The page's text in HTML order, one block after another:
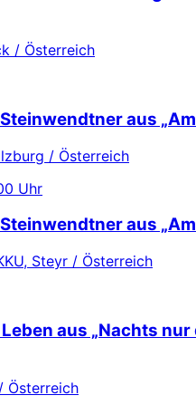
/ Österreich
aus
/ Österreich
Uhr
aus
Steyr / Österreich
aus „Nachts nur
Österreich